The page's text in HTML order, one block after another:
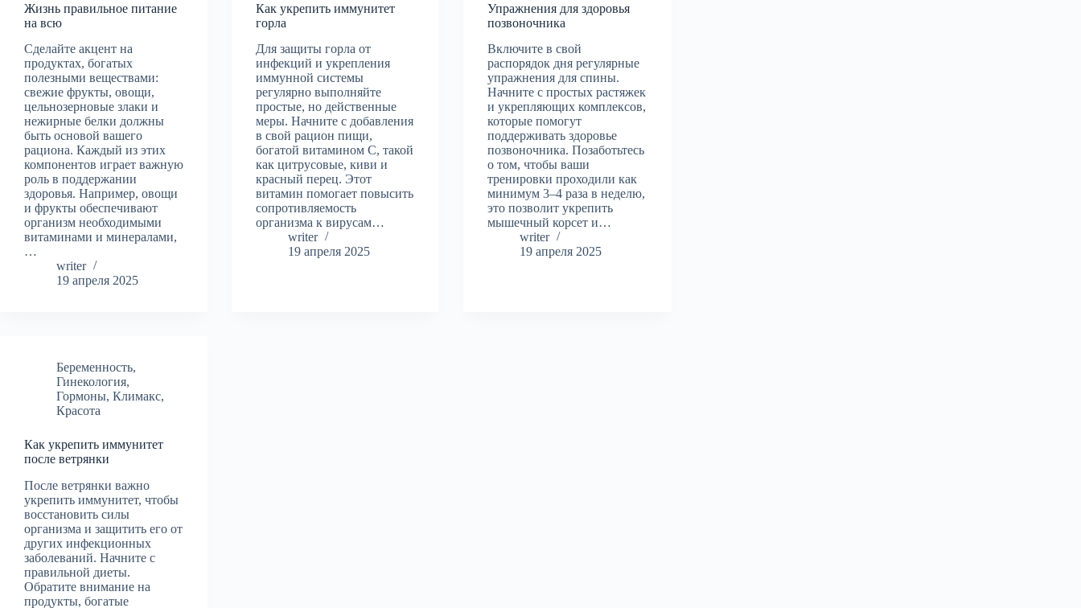
Жизнь правильное питание
на всю
Сделайте акцент на
продуктах, богатых
полезными веществами:
свежие фрукты, овощи,
цельнозерновые злаки и
нежирные белки должны
быть основой вашего
рациона. Каждый из этих
компонентов играет важную
роль в поддержании
здоровья. Например, овощи
и фрукты обеспечивают
организм необходимыми
витаминами и минералами,
…
writer
19 апреля 2025
Как укрепить иммунитет
горла
Для защиты горла от
инфекций и укрепления
иммунной системы
регулярно выполняйте
простые, но действенные
меры. Начните с добавления
в свой рацион пищи,
богатой витамином C, такой
как цитрусовые, киви и
красный перец. Этот
витамин помогает повысить
сопротивляемость
организма к вирусам…
writer
19 апреля 2025
Упражнения для здоровья
позвоночника
Включите в свой
распорядок дня регулярные
упражнения для спины.
Начните с простых растяжек
и укрепляющих комплексов,
которые помогут
поддерживать здоровье
позвоночника. Позаботьтесь
о том, чтобы ваши
тренировки проходили как
минимум 3–4 раза в неделю,
это позволит укрепить
мышечный корсет и…
writer
19 апреля 2025
Беременность,
Гинекология,
Гормоны, Климакс,
Красота
Как укрепить иммунитет
после ветрянки
После ветрянки важно
укрепить иммунитет, чтобы
восстановить силы
организма и защитить его от
других инфекционных
заболеваний. Начните с
правильной диеты.
Обратите внимание на
продукты, богатые